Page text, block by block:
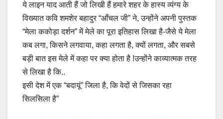
ये लाइन याद आती हैं जो लिखी हैं हमारे शहर के हास्य व्यंग्य के
विख्यात कवि शमशेर बहादुर “आँचल जी” ने, उन्होंने अपनी पुस्तक
“मेला ककोड़ा दर्शन” में मेले का पूरा इतिहास लिखा है-जैसे ये मेला
कब लगा, किसने लगवाया, कहा लगता है, क्यों लगता, और सबसे
बड़ी बात इस मेले में कहा पर क्या होता है !उन्होंने काव्यात्मक तरह
से लिखा है कि..
इसी देश में एक “बदायूं” जिला है, कि वेदों से जिसका रहा
सिलसिला है”